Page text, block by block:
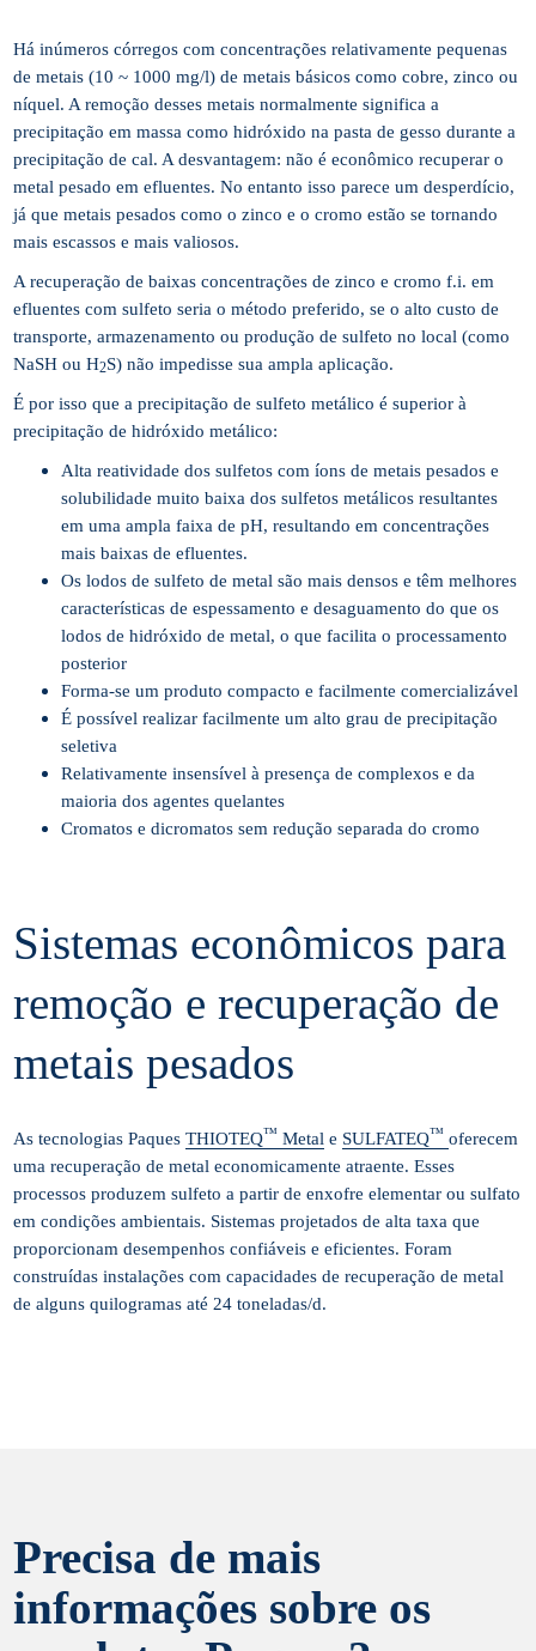
Há inúmeros córregos com concentrações relativamente pequenas
de metais (10 ~ 1000 mg/l) de metais básicos como cobre, zinco ou
níquel. A remoção desses metais normalmente significa a
precipitação em massa como hidróxido na pasta de gesso durante a
precipitação de cal. A desvantagem: não é econômico recuperar o
metal pesado em efluentes. No entanto isso parece um desperdício,
já que metais pesados como o zinco e o cromo estão se tornando
mais escassos e mais valiosos.
A recuperação de baixas concentrações de zinco e cromo f.i. em
efluentes com sulfeto seria o método preferido, se o alto custo de
transporte, armazenamento ou produção de sulfeto no local (como
NaSH ou H2S) não impedisse sua ampla aplicação.
É por isso que a precipitação de sulfeto metálico é superior à
precipitação de hidróxido metálico:
Alta reatividade dos sulfetos com íons de metais pesados e
solubilidade muito baixa dos sulfetos metálicos resultantes
em uma ampla faixa de pH, resultando em concentrações
mais baixas de efluentes.
Os lodos de sulfeto de metal são mais densos e têm melhores
características de espessamento e desaguamento do que os
lodos de hidróxido de metal, o que facilita o processamento
posterior
Forma-se um produto compacto e facilmente comercializável
É possível realizar facilmente um alto grau de precipitação
seletiva
Relativamente insensível à presença de complexos e da
maioria dos agentes quelantes
Cromatos e dicromatos sem redução separada do cromo
Sistemas econômicos para
remoção e recuperação de
metais pesados
As tecnologias PaquesTHIOTEQ™ Metal e SULFATEQ™ oferecem
uma recuperação de metal economicamente atraente. Esses
processos produzem sulfeto a partir de enxofre elementar ou sulfato
em condições ambientais. Sistemas projetados de alta taxa que
proporcionam desempenhos confiáveis e eficientes. Foram
construídas instalações com capacidades de recuperação de metal
de alguns quilogramas até 24 toneladas/d.
Precisa de mais
informações sobre os